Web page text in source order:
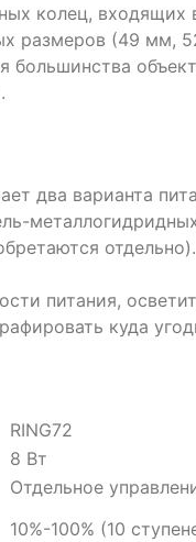
колец, входящих
размеров (49
большинства
два варианта
отдельно).
питания,
куда
RING72
8 Вт
Отдельное
10%-100% (10